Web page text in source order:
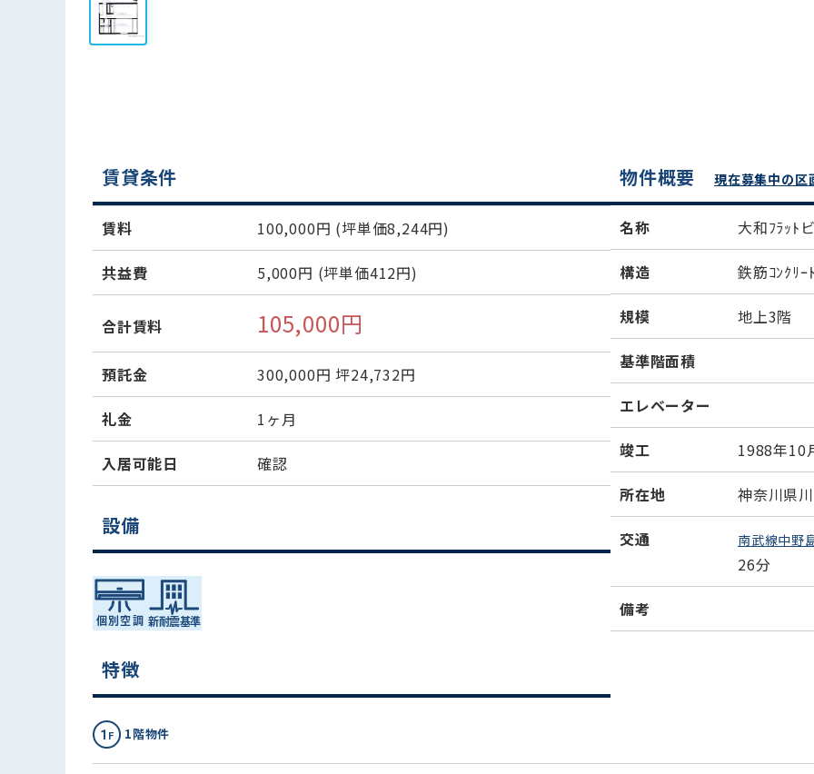
賃貸条件
賃料 100,000円 (坪単価8,244円)
共益費 5,000円 (坪単価412円)
合計賃料 105,000円
預託金 300,000円 坪24,732円
礼金 1ヶ月
入居可能日 確認
設備
特徴
1階物件
物件概要 現在募集中の
名称 大和ﾌﾗｯﾄ
構造 鉄筋ｺﾝｸﾘｰ
規模 地上3階
基準階面積
エレベーター
竣工 1988年10
所在地 神奈川県
交通 南武線中野
26分
備考